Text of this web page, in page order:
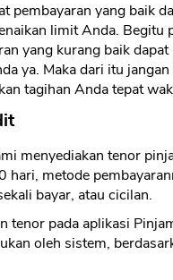
pembayaran yang baik
limit Anda. Begitu
yang kurang baik
ya. Maka dari itu
tagihan Anda tepat
menyediakan tenor
hari, metode
bayar, atau cicilan.
tenor pada aplikasi
oleh sistem,